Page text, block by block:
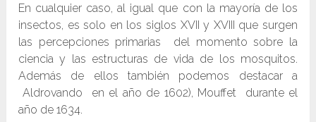
En cualquier caso, al igual que con la mayoría de los
insectos, es solo en los siglos XVII y XVIII que surgen
las percepciones primarias del momento sobre la
ciencia y las estructuras de vida de los mosquitos.
Además de ellos también podemos destacar a
Aldrovando en el año de 1602), Mouffet durante el
año de 1634.